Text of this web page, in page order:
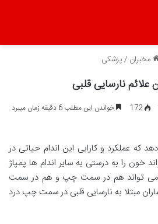
مخبران /پزشکی
علائم نارسایی قلبی
172 خواندن این مطلب 6 دقیقه زمان میبرد
که عملکرد و کارایی این اندام حیاتی در
را به درستی به سایر اندام ها پمپاژ
می تواند هم در سمت چپ و هم در سمت
مبتلا به نارسایی قلبی در سمت چپ درد